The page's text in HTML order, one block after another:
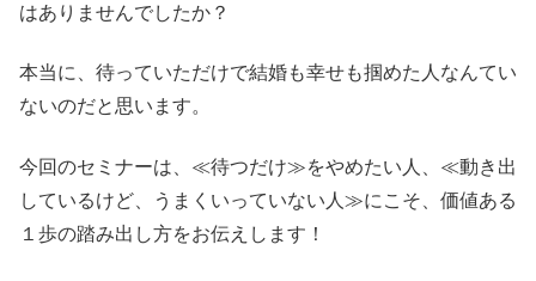
はありませんでしたか？
本当に、待っていただけで結婚も幸せも掴めた人なんてい
ないのだと思います。
今回のセミナーは、≪待つだけ≫をやめたい人、≪動き出
しているけど、うまくいっていない人≫にこそ、価値ある
１歩の踏み出し方をお伝えします！